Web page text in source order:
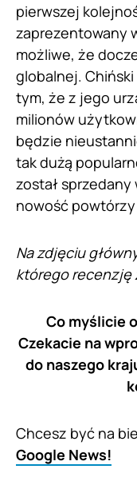
pierwszej
zaprezentowany
możliwe, że
globalnej.
tym, że z jego
milionów
będzie
tak dużą
został
nowość
Na zdjęciu
którego recenzję
Co myślicie
Czekacie na
do naszego
Chcesz być na
Google News!